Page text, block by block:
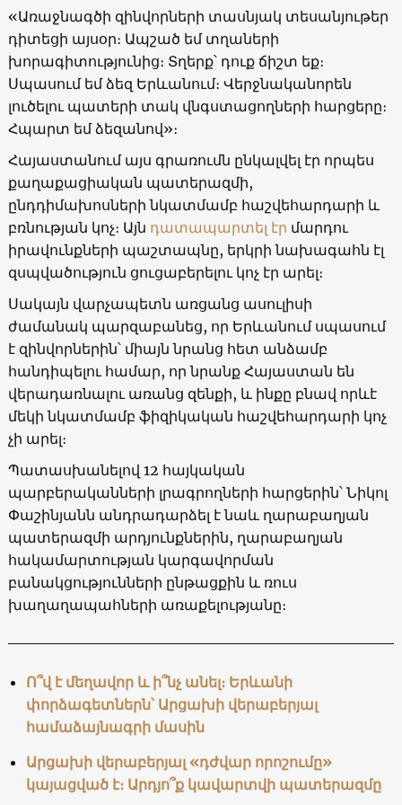
«Առաջնագծի զինվորների տասնյակ տեսանյութեր
դիտեցի այսօր։ Ապշած եմ տղաների
խորագիտությունից։ Տղերք՝ դուք ճիշտ եք։
Սպասում եմ ձեզ Երևանում։ Վերջնականորեն
լուծելու պատերի տակ վնգստացողների հարցերը։
Հպարտ եմ ձեզանով»։
Հայաստանում այս գրառումն ընկալվել էր որպես
քաղաքացիական պատերազմի,
ընդդիմախոսների նկատմամբ հաշվեհարդարի և
բռնության կոչ։ Այն դատապարտել էր մարդու
իրավունքների պաշտապնը, երկրի նախագահն էլ
զսպվածություն ցուցաբերելու կոչ էր արել։
Սակայն վարչապետն առցանց ասուլիսի
ժամանակ պարզաբանեց, որ Երևանում սպասում
է զինվորներին՝ միայն նրանց հետ անձամբ
հանդիպելու համար, որ նրանք Հայաստան են
վերադառնալու առանց զենքի, և ինքը բնավ որևէ
մեկի նկատմամբ ֆիզիկական հաշվեհարդարի կոչ
չի արել։
Պատասխանելով 12 հայկական
պարբերականների լրագրողների հարցերին՝ Նիկոլ
Փաշինյանն անդրադարձել է նաև ղարաբաղյան
պատերազմի արդյունքներին, ղարաբաղյան
հակամարտության կարգավորման
բանակցությունների ընթացքին և ռուս
խաղաղապահների առաքելությանը։
Ո՞վ է մեղավոր և ի՞նչ անել։ Երևանի
փորձագետներն՝ Արցախի վերաբերյալ
համաձայնագրի մասին
Արցախի վերաբերյալ «դժվար որոշումը»
կայացված է։ Արդյո՞ք կավարտվի պատերազմը